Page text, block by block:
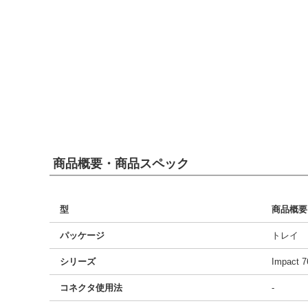
商品概要・商品スペック
型 商品概要
パッケージ トレイ
シリーズ Impact
コネクタ使用法 -